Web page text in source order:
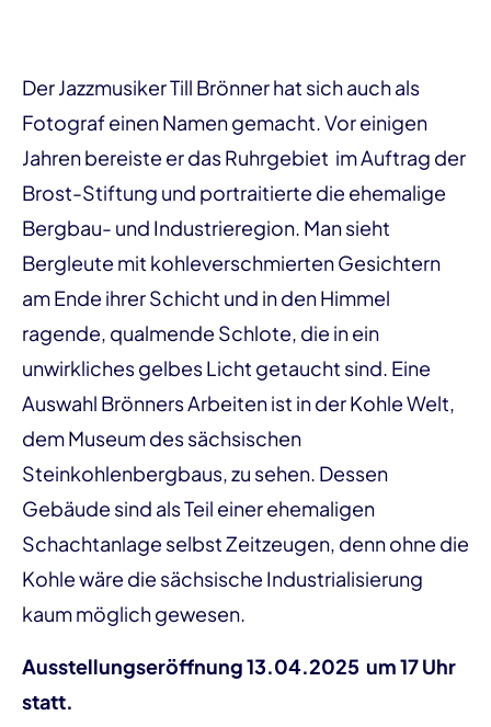
Der Jazzmusiker Till Brönner hat sich auch als
Fotograf einen Namen gemacht. Vor einigen
Jahren bereiste er das Ruhrgebiet im Auftrag der
Brost-Stiftung und portraitierte die ehemalige
Bergbau- und Industrieregion. Man sieht
Bergleute mit kohleverschmierten Gesichtern
am Ende ihrer Schicht und in den Himmel
ragende, qualmende Schlote, die in ein
unwirkliches gelbes Licht getaucht sind. Eine
Auswahl Brönners Arbeiten ist in der Kohle Welt,
dem Museum des sächsischen
Steinkohlenbergbaus, zu sehen. Dessen
Gebäude sind als Teil einer ehemaligen
Schachtanlage selbst Zeitzeugen, denn ohne die
Kohle wäre die sächsische Industrialisierung
kaum möglich gewesen.
Ausstellungseröffnung 13.04.2025 um 17 Uhr
statt.